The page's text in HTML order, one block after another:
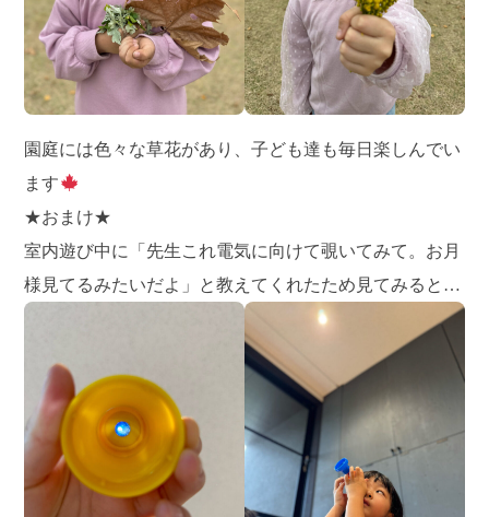
園庭には色々な草花があり、子ども達も毎日楽しんでい
ます
★おまけ★
室内遊び中に「先生これ電気に向けて覗いてみて。お月
様見てるみたいだよ」と教えてくれたため見てみると…